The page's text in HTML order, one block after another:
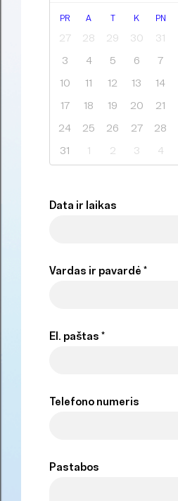
PR A T K PN
27 28 29 30 31
3
4 5 6 7
10
11 12 13 14
17
18 19 20 21
24
25 26 27 28
31
1 2 3 4
Data ir laikas
Vardas ir pavardė *
El. paštas *
Telefono numeris
Pastabos